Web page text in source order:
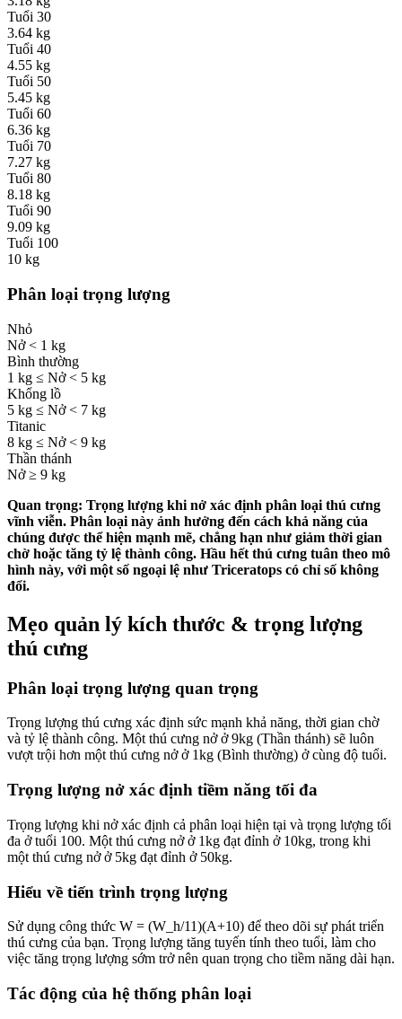
Tuổi 30
3.64 kg
Tuổi 40
4.55 kg
Tuổi 50
5.45 kg
Tuổi 60
6.36 kg
Tuổi 70
7.27 kg
Tuổi 80
8.18 kg
Tuổi 90
9.09 kg
Tuổi 100
10 kg
Phân loại trọng lượng
Nhỏ
Nở < 1 kg
Bình thường
1 kg ≤ Nở < 5 kg
Khổng lồ
5 kg ≤ Nở < 7 kg
Titanic
8 kg ≤ Nở < 9 kg
Thần thánh
Nở ≥ 9 kg
Quan trọng: Trọng lượng khi nở xác định phân loại thú cưng
vĩnh viễn. Phân loại này ảnh hưởng đến cách khả năng của
chúng được thể hiện mạnh mẽ, chẳng hạn như giảm thời gian
chờ hoặc tăng tỷ lệ thành công. Hầu hết thú cưng tuân theo mô
hình này, với một số ngoại lệ như Triceratops có chỉ số không
đổi.
Mẹo quản lý kích thước & trọng lượng
thú cưng
Phân loại trọng lượng quan trọng
Trọng lượng thú cưng xác định sức mạnh khả năng, thời gian chờ
và tỷ lệ thành công. Một thú cưng nở ở 9kg (Thần thánh) sẽ luôn
vượt trội hơn một thú cưng nở ở 1kg (Bình thường) ở cùng độ tuổi.
Trọng lượng nở xác định tiềm năng tối đa
Trọng lượng khi nở xác định cả phân loại hiện tại và trọng lượng tối
đa ở tuổi 100. Một thú cưng nở ở 1kg đạt đỉnh ở 10kg, trong khi
một thú cưng nở ở 5kg đạt đỉnh ở 50kg.
Hiểu về tiến trình trọng lượng
Sử dụng công thức W = (W_h/11)(A+10) để theo dõi sự phát triển
thú cưng của bạn. Trọng lượng tăng tuyến tính theo tuổi, làm cho
việc tăng trọng lượng sớm trở nên quan trọng cho tiềm năng dài hạn.
Tác động của hệ thống phân loại